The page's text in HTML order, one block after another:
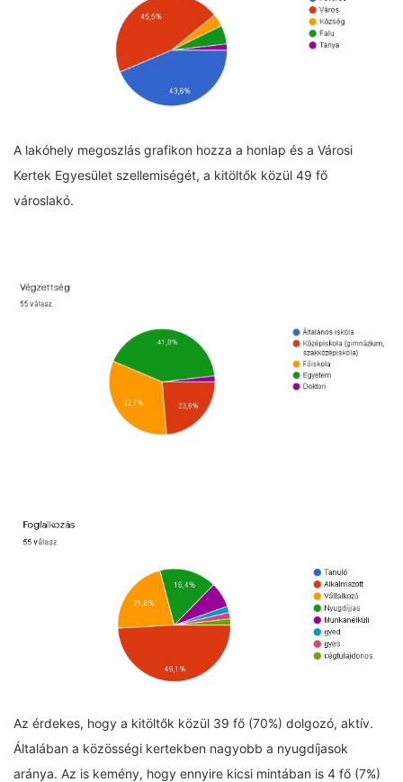
A lakóhely megoszlás grafikon hozza a honlap és a Városi
Kertek Egyesület szellemiségét, a kitöltők közül 49 fő
városlakó.
Az érdekes, hogy a kitöltők közül 39 fő (70%) dolgozó, aktív.
Általában a közösségi kertekben nagyobb a nyugdíjasok
aránya. Az is kemény, hogy ennyire kicsi mintában is 4 fő (7%)